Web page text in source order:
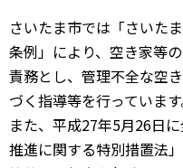
さいたま市では「さいた
条例」により、空き家等
責務とし、管理不全な空
づく指導等を行っています
また、平成27年5月26日
推進に関する特別措置法